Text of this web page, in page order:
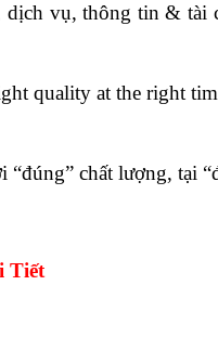
vụ, thông tin & tài
quality at the right
“đúng” chất lượng, tại
Tiết